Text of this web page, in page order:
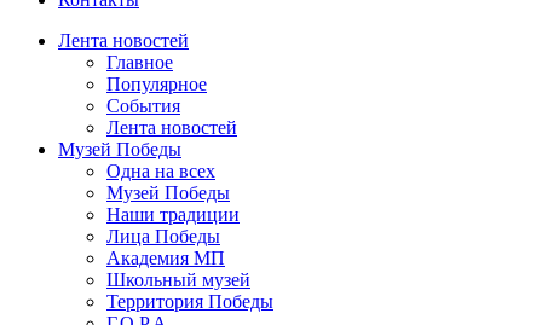
Лента новостей
Главное
Популярное
События
Лента новостей
Музей Победы
Одна на всех
Музей Победы
Наши традиции
Лица Победы
Академия МП
Школьный музей
Территория Победы